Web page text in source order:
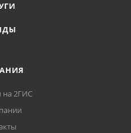
на 2ГИС